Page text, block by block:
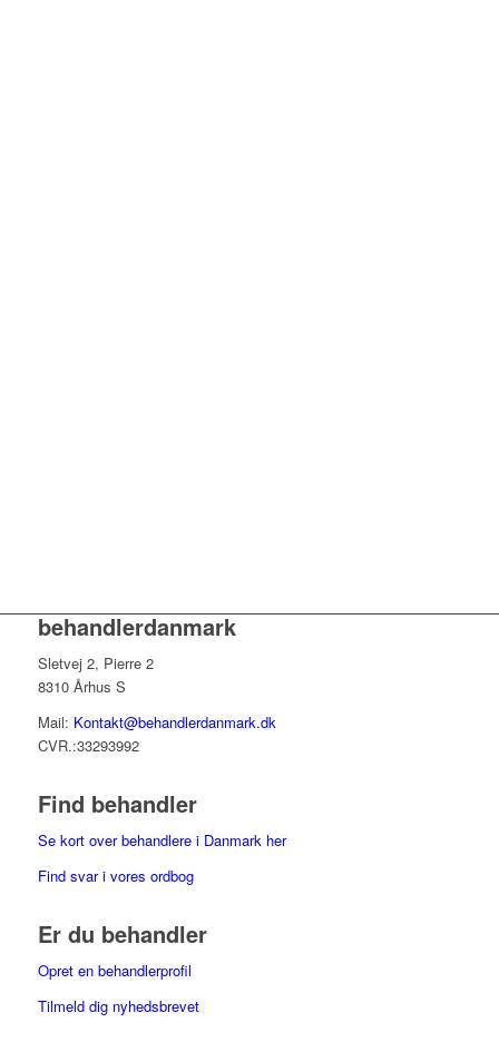
behandlerdanmark
Sletvej 2, Pierre 2
8310 Århus S
Mail: Kontakt@behandlerdanmark.dk
CVR.:33293992
Find behandler
Se kort over behandlere i Danmark her
Find svar i vores ordbog
Er du behandler
Opret en behandlerprofil
Tilmeld dig nyhedsbrevet